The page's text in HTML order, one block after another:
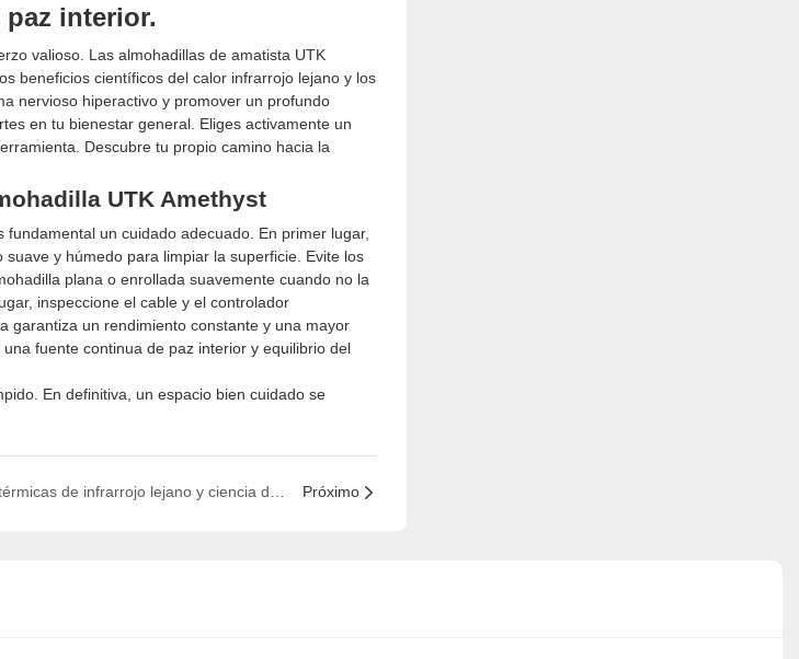
interior.
valioso. Las almohadillas de amatista UTK
beneficios científicos del calor infrarrojo lejano y los
nervioso hiperactivo y promover un profundo
en tu bienestar general. Eliges activamente un
Descubre tu propio camino hacia la
UTK Amethyst
un cuidado adecuado. En primer lugar,
y húmedo para limpiar la superficie. Evite los
plana o enrollada suavemente cuando no la
inspeccione el cable y el controlador
garantiza un rendimiento constante y una mayor
fuente continua de paz interior y equilibrio del
En definitiva, un espacio bien cuidado se
Próximo